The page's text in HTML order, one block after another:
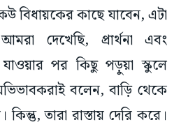
বিধায়কের কাছে যাবেন, এটা
দেখেছি, প্রার্থনা এবং
পর কিছু পড়ুয়া স্কুলে
বলেন, বাড়ি থেকে
তারা রাস্তায় দেরি করে।